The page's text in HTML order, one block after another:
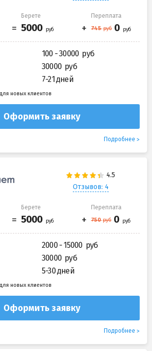
Берете Переплата
100 - 30000
30000
7-21 дней
новых клиентов
Оформить заявку
Подробнее
Отзывов: 4
Берете Переплата
2000 - 15000
30000
5-30 дней
новых клиентов
Оформить заявку
Подробнее